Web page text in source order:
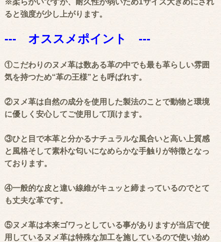
ると強度が少し上がります。
--- オススメポイント ---
①こだわりのヌメ革は数ある革の中でも最も革らしい雰囲
気を持つため“革の王様”とも呼ばれす。
②ヌメ革は自然の成分を使用した製法のことで動物と環境
に優しく安心してご使用して頂けます。
③ひと目で本革と分かるナチュラルな風合いと高い上質感
と風格そして素朴な匂いになめらかな手触りが特徴となっ
ております。
④一般的な皮と違い線維がキュッと締まっているのでとて
も丈夫な革です。
⑤ヌメ革は本来ゴワっとしている事がありますが当店で使
用しているヌメ革は特殊な加工を施しているので使い始め